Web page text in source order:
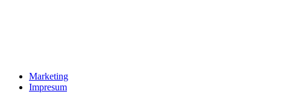
Marketing
Impresum